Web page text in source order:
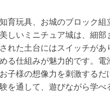
育玩具、お城のブロック組
しいミニチュア城は、細
れた土台にはスイッチがあ
る仕組みが魅力的です。電
子様の想像力を刺激するだ
を通して、遊びながら学べ